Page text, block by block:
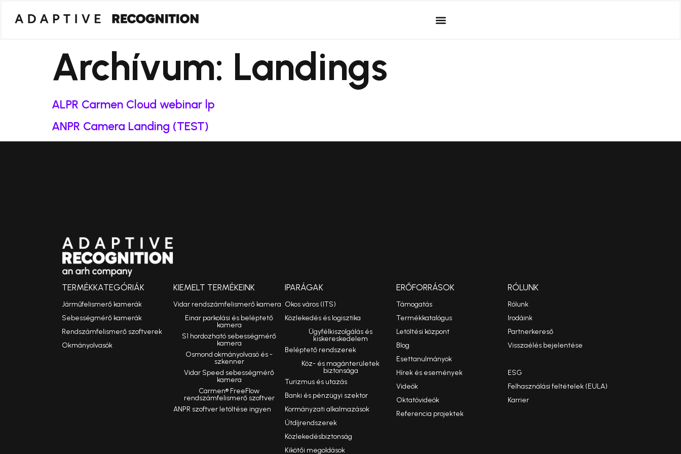
Archívum: Landings
ALPR Carmen Cloud webinar lp
ANPR Camera Landing (TEST)
TERMÉKKATEGÓRIÁK
Járműfelismerő kamerák
Sebességmérő kamerák
Rendszámfelismerő szoftverek
Okmányolvasók
KIEMELT TERMÉKEINK
Vidar rendszámfelismerő kamera
Einar parkolási és beléptető
kamera
S1 hordozható sebességmérő
kamera
Osmond okmányolvasó és -
szkenner
Vidar Speed sebességmérő
kamera
Carmen® FreeFlow
rendszámfelismerő szoftver
ANPR szoftver letöltése ingyen
IPARÁGAK
Okos város (ITS)
Közlekedés és logisztika
Ügyfélkiszolgálás és
kiskereskedelem
Beléptető rendszerek
Köz- és magánterületek
biztonsága
Turizmus és utazás
Banki és pénzügyi szektor
Kormányzati alkalmazások
Útdíjrendszerek
Közlekedésbiztonság
Kikötői megoldások
ERŐFORRÁSOK
Támogatás
Termékkatalógus
Letöltési központ
Blog
Esettanulmányok
Hírek és események
Videók
Oktatóvideók
Referencia projektek
RÓLUNK
Rólunk
Irodáink
Partnerkereső
Visszaélés bejelentése
ESG
Felhasználási feltételek (EULA)
Karrier